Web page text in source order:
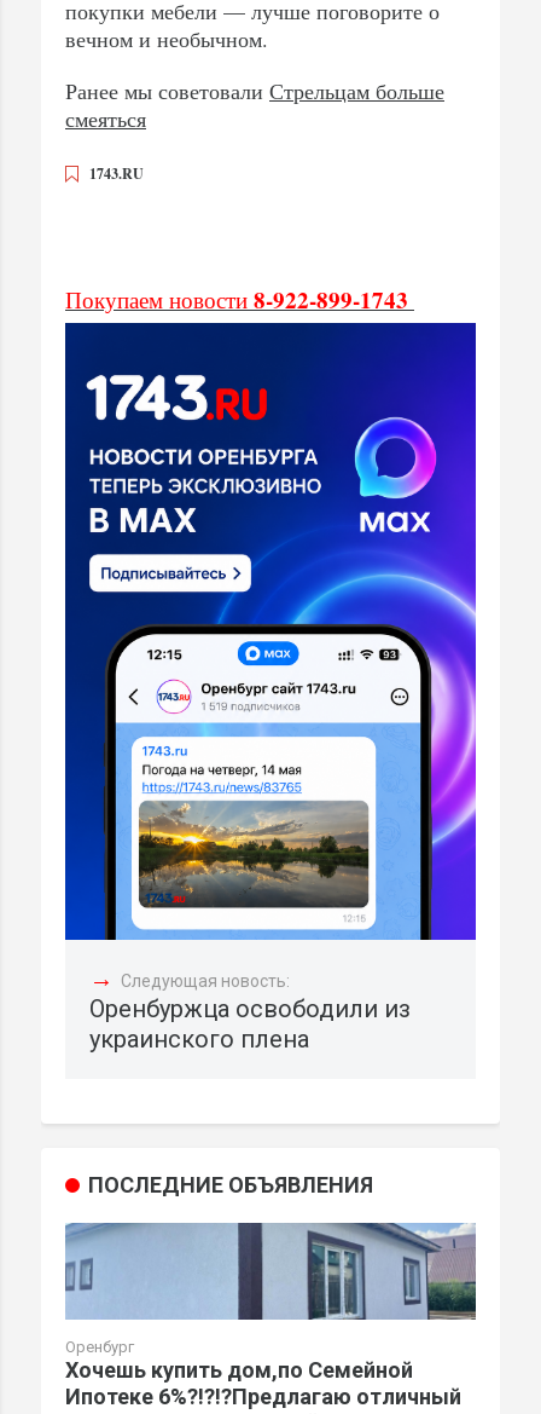
покупки мебели — лучше поговорите о
вечном и необычном.
Ранее мы советовали Стрельцам больше
смеяться
1743.RU
Покупаем новости 8-922-899-1743
→ Следующая новость:
Оренбуржца освободили из
украинского плена
ПОСЛЕДНИЕ ОБЪЯВЛЕНИЯ
Оренбург
Хочешь купить дом,по Семейной
Ипотеке 6%?!?!?Предлагаю отличный